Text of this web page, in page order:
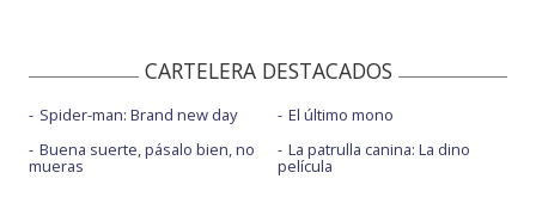
CARTELERA DESTACADOS
Spider-man: Brand new day
Buena suerte, pásalo bien, no
mueras
El último mono
La patrulla canina: La dino
película